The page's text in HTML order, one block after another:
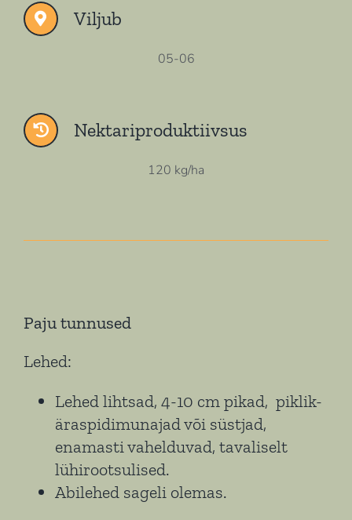
Viljub
05-06
Nektariproduktiivsus
120 kg/ha
Paju tunnused
Lehed:
Lehed lihtsad, 4-10 cm pikad, piklik-
äraspidimunajad või süstjad,
enamasti vahelduvad, tavaliselt
lühirootsulised.
Abilehed sageli olemas.